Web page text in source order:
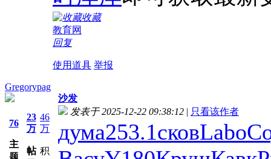
收藏
教育网
回复
使用道具 举报
Gregorypag
76
主
题
23
万
帖
46
万
积
沙发
发表于 2025-12-22 09:38:12 | 只看该作者
дума253.1сковLabo